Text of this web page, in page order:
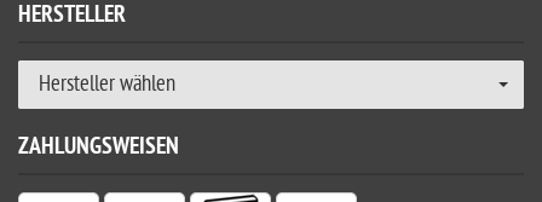
HERSTELLER
Hersteller wählen
ZAHLUNGSWEISEN